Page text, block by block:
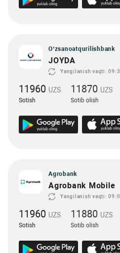
O‘zsanoatqurilishbank
JOYDA
Yangilanish vaqti:
11960 UZS
Sotish
11870 UZS
Sotib olish
Agrobank
Agrobank Mobile
Yangilanish vaqti:
11960 UZS
Sotish
11880 UZS
Sotib olish